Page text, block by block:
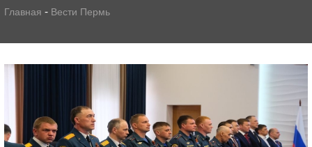
Главная - Вести Пермь